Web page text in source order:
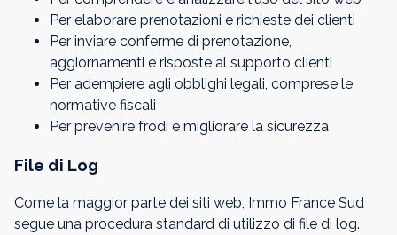
Per elaborare prenotazioni e richieste dei clienti
Per inviare conferme di prenotazione,
aggiornamenti e risposte al supporto clienti
Per adempiere agli obblighi legali, comprese le
normative fiscali
Per prevenire frodi e migliorare la sicurezza
File di Log
Come la maggior parte dei siti web, Immo France Sud
segue una procedura standard di utilizzo di file di log.